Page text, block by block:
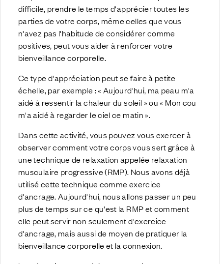
difficile, prendre le temps d'apprécier toutes les
parties de votre corps, même celles que vous
n'avez pas l'habitude de considérer comme
positives, peut vous aider à renforcer votre
bienveillance corporelle.
Ce type d'appréciation peut se faire à petite
échelle, par exemple : « Aujourd'hui, ma peau m'a
aidé à ressentir la chaleur du soleil » ou « Mon cou
m'a aidé à regarder le ciel ce matin ».
Dans cette activité, vous pouvez vous exercer à
observer comment votre corps vous sert grâce à
une technique de relaxation appelée relaxation
musculaire progressive (RMP). Nous avons déjà
utilisé cette technique comme exercice
d'ancrage. Aujourd'hui, nous allons passer un peu
plus de temps sur ce qu'est la RMP et comment
elle peut servir non seulement d'exercice
d'ancrage, mais aussi de moyen de pratiquer la
bienveillance corporelle et la connexion.